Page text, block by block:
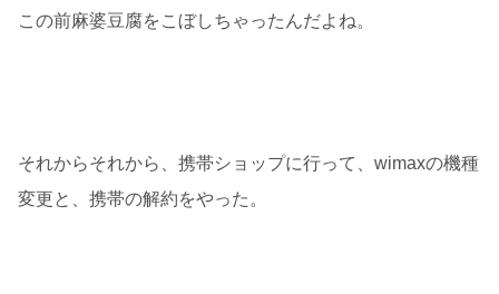
この前麻婆豆腐をこぼしちゃったんだよね。
それからそれから、携帯ショップに行って、wimaxの機種
変更と、携帯の解約をやった。